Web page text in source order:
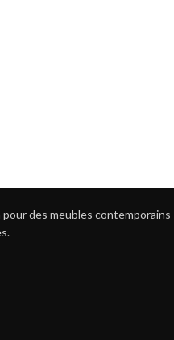
des meubles contemporains